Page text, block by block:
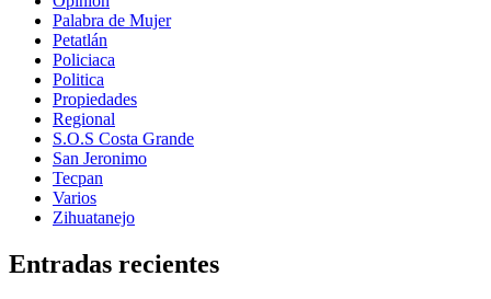
Palabra de Mujer
Petatlán
Policiaca
Politica
Propiedades
Regional
S.O.S Costa Grande
San Jeronimo
Tecpan
Varios
Zihuatanejo
Entradas recientes